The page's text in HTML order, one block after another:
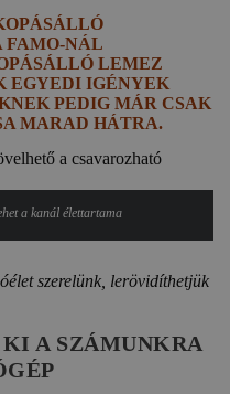
NÁL
LEMEZ
EGYEDI IGÉNYEK
PEDIG MÁR CSAK
MARAD HÁTRA.
a kanál élettartama
szerelünk, lerövidíthetjük
A SZÁMUNKRA